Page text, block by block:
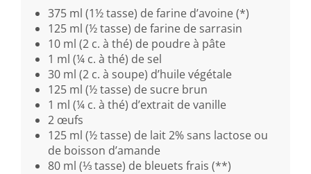
375 ml (1½ tasse) de farine d’avoine (*)
125 ml (½ tasse) de farine de sarrasin
10 ml (2 c. à thé) de poudre à pâte
1 ml (¼ c. à thé) de sel
30 ml (2 c. à soupe) d’huile végétale
125 ml (½ tasse) de sucre brun
1 ml (¼ c. à thé) d’extrait de vanille
2 œufs
125 ml (½ tasse) de lait 2% sans lactose ou
de boisson d’amande
80 ml (⅓ tasse) de bleuets frais (**)